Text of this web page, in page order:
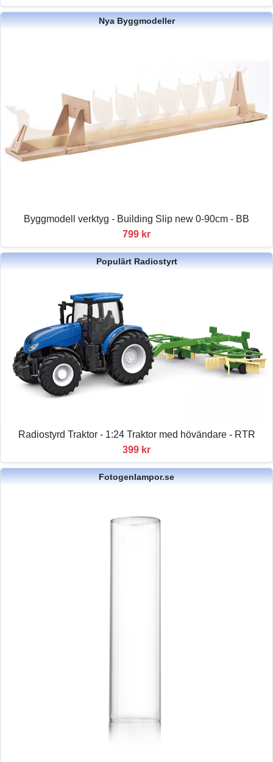
Nya Byggmodeller
Byggmodell verktyg - Building Slip new 0-90cm - BB
799 kr
Populärt Radiostyrt
Radiostyrd Traktor - 1:24 Traktor med hövändare - RTR
399 kr
Fotogenlampor.se